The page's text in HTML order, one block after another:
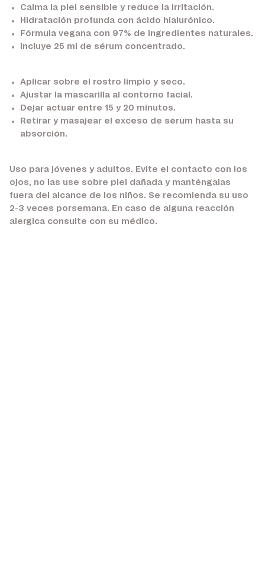
Calma la piel sensible y reduce la irritación.
Hidratación profunda con ácido hialurónico.
Fórmula vegana con 97% de ingredientes naturales.
Incluye 25 ml de sérum concentrado.
Aplicar sobre el rostro limpio y seco.
Ajustar la mascarilla al contorno facial.
Dejar actuar entre 15 y 20 minutos.
Retirar y masajear el exceso de sérum hasta su
absorción.
Uso para jóvenes y adultos. Evite el contacto con los
ojos, no las use sobre piel dañada y manténgalas
fuera del alcance de los niños. Se recomienda su uso
2-3 veces porsemana. En caso de alguna reacción
alergica consulte con su médico.